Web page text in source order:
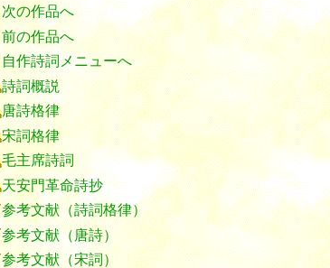
次の作品へ
前の作品へ
自作詩詞メニューへ
詩詞概説
唐詩格律
宋詞格律
毛主席詩詞
天安門革命詩抄
参考文献（詩詞格律）
参考文献（唐詩）
参考文献（宋詞）